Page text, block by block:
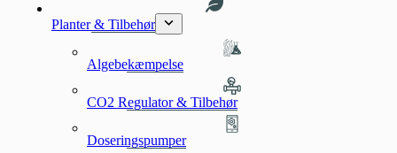
Planter & Tilbehør
Algebekæmpelse
CO2 Regulator & Tilbehør
Doseringspumper